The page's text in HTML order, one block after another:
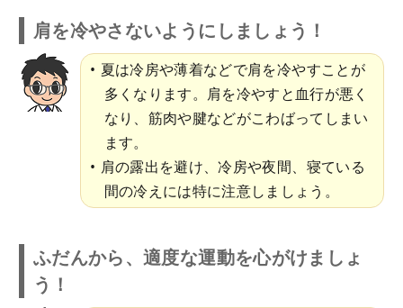
肩を冷やさないようにしましょう！
夏は冷房や薄着などで肩を冷やすことが
多くなります。肩を冷やすと血行が悪く
なり、筋肉や腱などがこわばってしまい
ます。
肩の露出を避け、冷房や夜間、寝ている
間の冷えには特に注意しましょう。
ふだんから、適度な運動を心がけましょ
う！